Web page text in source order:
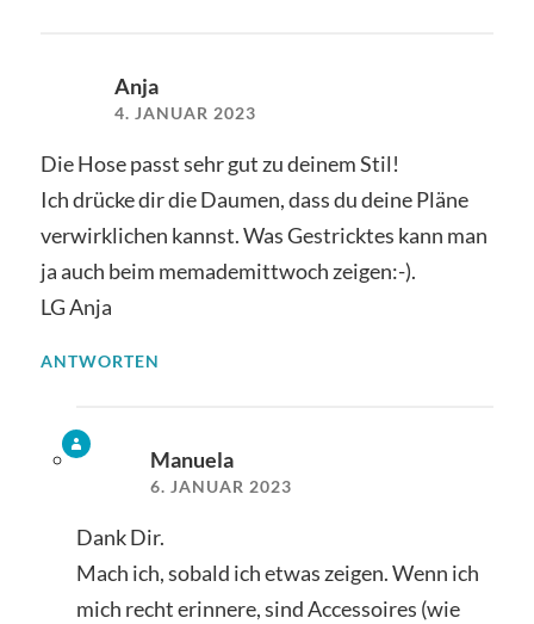
Anja
4. JANUAR 2023
Die Hose passt sehr gut zu deinem Stil!
Ich drücke dir die Daumen, dass du deine Pläne
verwirklichen kannst. Was Gestricktes kann man
ja auch beim memademittwoch zeigen:-).
LG Anja
ANTWORTEN
Manuela
6. JANUAR 2023
Dank Dir.
Mach ich, sobald ich etwas zeigen. Wenn ich
mich recht erinnere, sind Accessoires (wie